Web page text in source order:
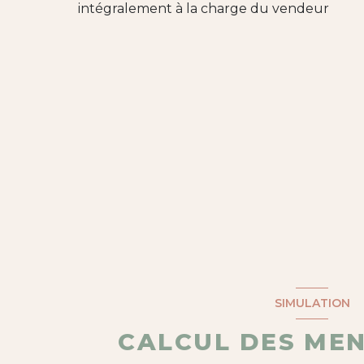
intégralement à la charge du vendeur
SIMULATION
CALCUL DES